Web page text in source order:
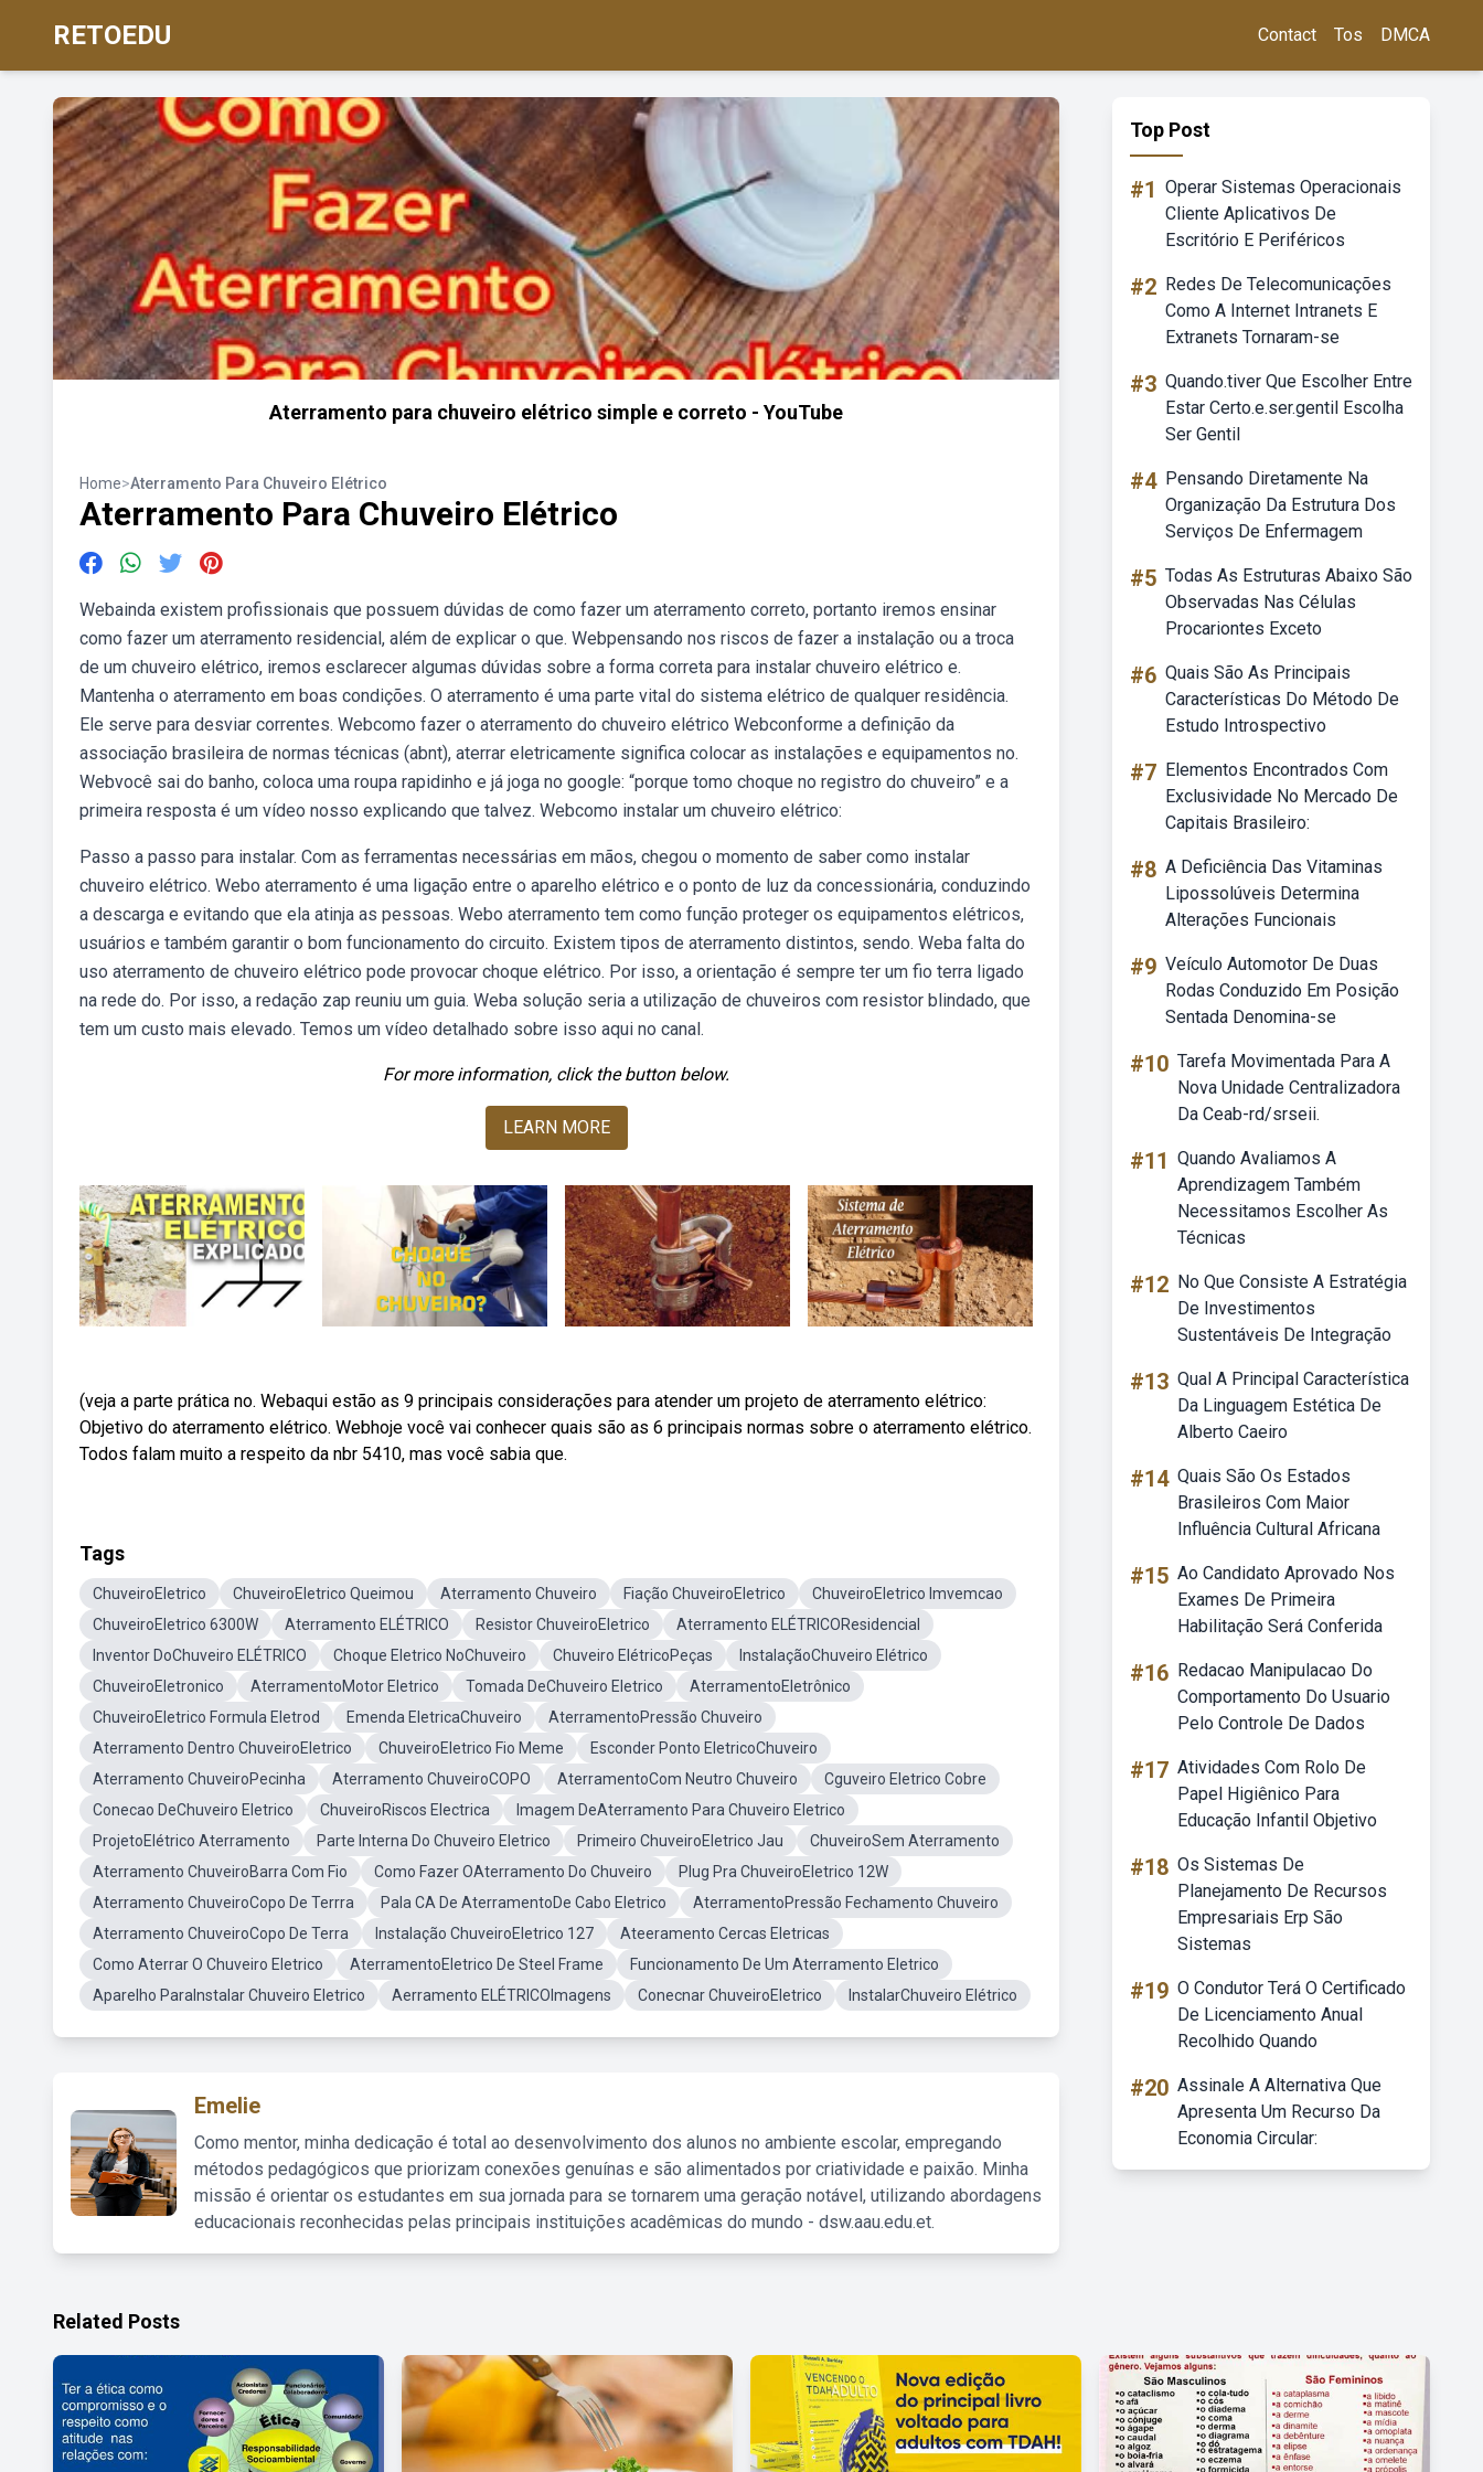
RETOEDU Contact Tos DMCA
Aterramento para chuveiro elétrico simple e correto - YouTube
Home>Aterramento Para Chuveiro Elétrico
Aterramento Para Chuveiro Elétrico
Webainda existem profissionais que possuem dúvidas de como fazer um aterramento correto, portanto iremos ensinar
como fazer um aterramento residencial, além de explicar o que. Webpensando nos riscos de fazer a instalação ou a troca
de um chuveiro elétrico, iremos esclarecer algumas dúvidas sobre a forma correta para instalar chuveiro elétrico e.
Mantenha o aterramento em boas condições. O aterramento é uma parte vital do sistema elétrico de qualquer residência.
Ele serve para desviar correntes. Webcomo fazer o aterramento do chuveiro elétrico Webconforme a definição da
associação brasileira de normas técnicas (abnt), aterrar eletricamente significa colocar as instalações e equipamentos no.
Webvocê sai do banho, coloca uma roupa rapidinho e já joga no google: “porque tomo choque no registro do chuveiro” e a
primeira resposta é um vídeo nosso explicando que talvez. Webcomo instalar um chuveiro elétrico:
Passo a passo para instalar. Com as ferramentas necessárias em mãos, chegou o momento de saber como instalar
chuveiro elétrico. Webo aterramento é uma ligação entre o aparelho elétrico e o ponto de luz da concessionária, conduzindo
a descarga e evitando que ela atinja as pessoas. Webo aterramento tem como função proteger os equipamentos elétricos,
usuários e também garantir o bom funcionamento do circuito. Existem tipos de aterramento distintos, sendo. Weba falta do
uso aterramento de chuveiro elétrico pode provocar choque elétrico. Por isso, a orientação é sempre ter um fio terra ligado
na rede do. Por isso, a redação zap reuniu um guia. Weba solução seria a utilização de chuveiros com resistor blindado, que
tem um custo mais elevado. Temos um vídeo detalhado sobre isso aqui no canal.
For more information, click the button below.
LEARN MORE
(veja a parte prática no. Webaqui estão as 9 principais considerações para atender um projeto de aterramento elétrico:
Objetivo do aterramento elétrico. Webhoje você vai conhecer quais são as 6 principais normas sobre o aterramento elétrico.
Todos falam muito a respeito da nbr 5410, mas você sabia que.
Tags
ChuveiroEletrico ChuveiroEletrico Queimou Aterramento Chuveiro Fiação ChuveiroEletrico
ChuveiroEletrico Imvemcao
ChuveiroEletrico 6300W
Aterramento ELÉTRICO Resistor ChuveiroEletrico
Aterramento ELÉTRICOResidencial
Inventor DoChuveiro ELÉTRICO
Choque Eletrico NoChuveiro Chuveiro ElétricoPeças
InstalaçãoChuveiro Elétrico
ChuveiroEletronico
AterramentoMotor Eletrico Tomada DeChuveiro Eletrico
AterramentoEletrônico
ChuveiroEletrico Formula Eletrod
Emenda EletricaChuveiro
AterramentoPressão Chuveiro
Aterramento Dentro ChuveiroEletrico
ChuveiroEletrico Fio Meme
Esconder Ponto EletricoChuveiro
Aterramento ChuveiroPecinha
Aterramento ChuveiroCOPO AterramentoCom Neutro Chuveiro
Cguveiro Eletrico Cobre
Conecao DeChuveiro Eletrico
ChuveiroRiscos Electrica
Imagem DeAterramento Para Chuveiro Eletrico
ProjetoElétrico Aterramento
Parte Interna Do Chuveiro Eletrico Primeiro ChuveiroEletrico Jau
ChuveiroSem Aterramento
Aterramento ChuveiroBarra Com Fio
Como Fazer OAterramento Do Chuveiro
Plug Pra ChuveiroEletrico 12W
Aterramento ChuveiroCopo De Terrra
Pala CA De AterramentoDe Cabo Eletrico
AterramentoPressão Fechamento Chuveiro
Aterramento ChuveiroCopo De Terra
Instalação ChuveiroEletrico 127
Ateeramento Cercas Eletricas
Como Aterrar O Chuveiro Eletrico
AterramentoEletrico De Steel Frame
Funcionamento De Um Aterramento Eletrico
Aparelho ParaInstalar Chuveiro Eletrico
Aerramento ELÉTRICOImagens Conecnar ChuveiroEletrico InstalarChuveiro Elétrico
Emelie
Como mentor, minha dedicação é total ao desenvolvimento dos alunos no ambiente escolar, empregando
métodos pedagógicos que priorizam conexões genuínas e são alimentados por criatividade e paixão. Minha
missão é orientar os estudantes em sua jornada para se tornarem uma geração notável, utilizando abordagens
educacionais reconhecidas pelas principais instituições acadêmicas do mundo - dsw.aau.edu.et.
Top Post
#1 Operar Sistemas Operacionais
Cliente Aplicativos De
Escritório E Periféricos
#2 Redes De Telecomunicações
Como A Internet Intranets E
Extranets Tornaram-se
#3 Quando.tiver Que Escolher Entre
Estar Certo.e.ser.gentil Escolha
Ser Gentil
#4 Pensando Diretamente Na
Organização Da Estrutura Dos
Serviços De Enfermagem
#5 Todas As Estruturas Abaixo São
Observadas Nas Células
Procariontes Exceto
#6 Quais São As Principais
Características Do Método De
Estudo Introspectivo
#7 Elementos Encontrados Com
Exclusividade No Mercado De
Capitais Brasileiro:
#8 A Deficiência Das Vitaminas
Lipossolúveis Determina
Alterações Funcionais
#9 Veículo Automotor De Duas
Rodas Conduzido Em Posição
Sentada Denomina-se
#10 Tarefa Movimentada Para A
Nova Unidade Centralizadora
Da Ceab-rd/srseii.
#11 Quando Avaliamos A
Aprendizagem Também
Necessitamos Escolher As
Técnicas
#12 No Que Consiste A Estratégia
De Investimentos
Sustentáveis De Integração
#13 Qual A Principal Característica
Da Linguagem Estética De
Alberto Caeiro
#14 Quais São Os Estados
Brasileiros Com Maior
Influência Cultural Africana
#15 Ao Candidato Aprovado Nos
Exames De Primeira
Habilitação Será Conferida
#16 Redacao Manipulacao Do
Comportamento Do Usuario
Pelo Controle De Dados
#17 Atividades Com Rolo De
Papel Higiênico Para
Educação Infantil Objetivo
#18 Os Sistemas De
Planejamento De Recursos
Empresariais Erp São
Sistemas
#19 O Condutor Terá O Certificado
De Licenciamento Anual
Recolhido Quando
#20 Assinale A Alternativa Que
Apresenta Um Recurso Da
Economia Circular:
Related Posts